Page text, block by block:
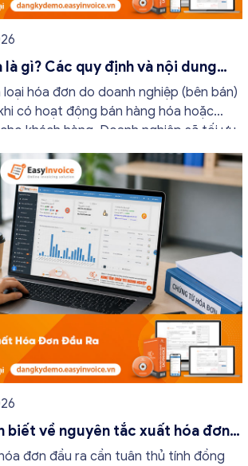
là gì? Các quy định và nội dung
loại hóa đơn do doanh nghiệp (bên bán)
có hoạt động bán hàng hóa hoặc
khách hàng. Doanh nghiệp sẽ tối ưu
và tránh được những án phạt hành
có nếu nắm rõ […]
biết về nguyên tắc xuất hóa đơn
đơn đầu ra cần tuân thủ tính đồng